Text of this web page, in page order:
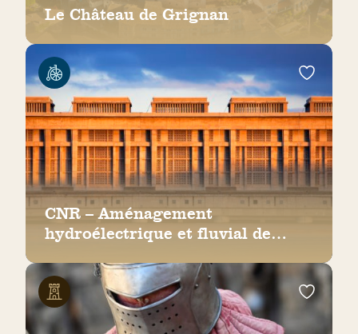
Le Château de Grignan
CNR – Aménagement
hydroélectrique et fluvial de